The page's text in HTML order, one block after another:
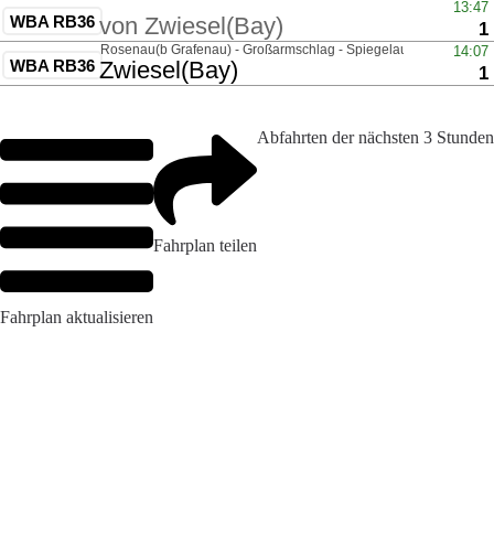
Fahrplan aktualisieren
Fahrplan teilen
Abfahrten der nächsten 3 Stunden